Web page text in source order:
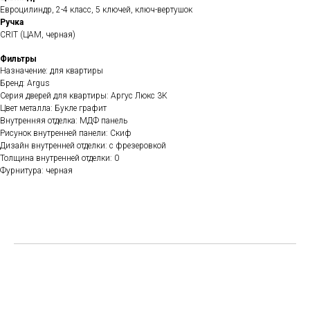
Евроцилиндр, 2-4 класс, 5 ключей, ключ-вертушок
Ручка
CRIT (ЦАМ, черная)
Фильтры
Назначение: для квартиры
Бренд: Argus
Серия дверей для квартиры: Аргус Люкс 3К
Цвет металла: Букле графит
Внутренняя отделка: МДФ панель
Рисунок внутренней панели: Скиф
Дизайн внутренней отделки: с фрезеровкой
Толщина внутренней отделки: 0
Фурнитура: черная